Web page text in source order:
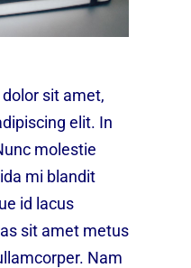
sit amet,
elit. In
molestie
mi blandit
id lacus
sit amet metus
Nam